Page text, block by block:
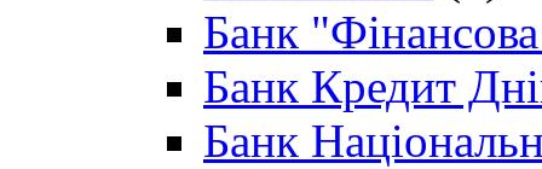
Банк "Фінансова
Банк Кредит
Банк